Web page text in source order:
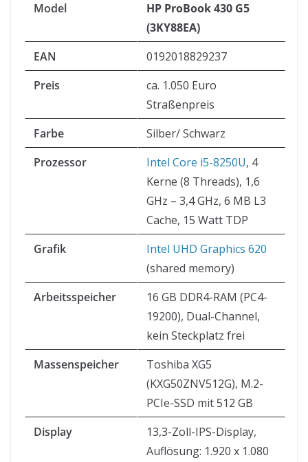
Model
HP ProBook 430 G5
(3KY88EA)
EAN
0192018829237
Preis
ca. 1.050 Euro
Straßenpreis
Farbe
Silber/ Schwarz
Prozessor
Intel Core i5-8250U, 4
Kerne (8 Threads), 1,6
GHz – 3,4 GHz, 6 MB L3
Cache, 15 Watt TDP
Grafik
Intel UHD Graphics 620
(shared memory)
Arbeitsspeicher
16 GB DDR4-RAM (PC4-
19200), Dual-Channel,
kein Steckplatz frei
Massenspeicher
Toshiba XG5
(KXG50ZNV512G), M.2-
PCIe-SSD mit 512 GB
Display
13,3-Zoll-IPS-Display,
Auflösung: 1.920 x 1.080